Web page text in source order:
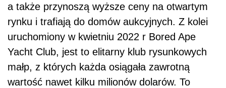
a także przynoszą wyższe ceny na otwartym
rynku i trafiają do domów aukcyjnych. Z kolei
uruchomiony w kwietniu 2022 r Bored Ape
Yacht Club, jest to elitarny klub rysunkowych
małp, z których każda osiągała zawrotną
wartość nawet kilku milionów dolarów. To